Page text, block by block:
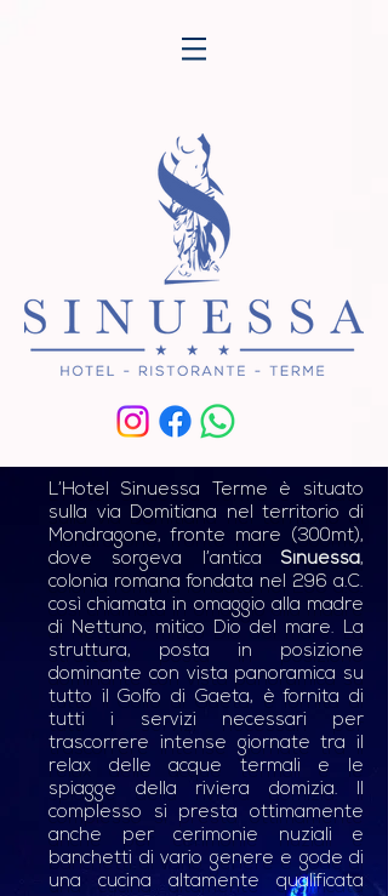
L’Hotel Sinuessa Terme è situato
sulla via Domitiana nel territorio di
Mondragone, fronte mare (300mt),
dove sorgeva l’antica Sinuessa,
colonia romana fondata nel 296 a.C.
così chiamata in omaggio alla madre
di Nettuno, mitico Dio del mare. La
struttura, posta in posizione
dominante con vista panoramica su
tutto il Golfo di Gaeta, è fornita di
tutti i servizi necessari per
trascorrere intense giornate tra il
relax delle acque termali e le
spiagge della riviera domizia. Il
complesso si presta ottimamente
anche per cerimonie nuziali e
banchetti di vario genere e gode di
una cucina altamente qualificata